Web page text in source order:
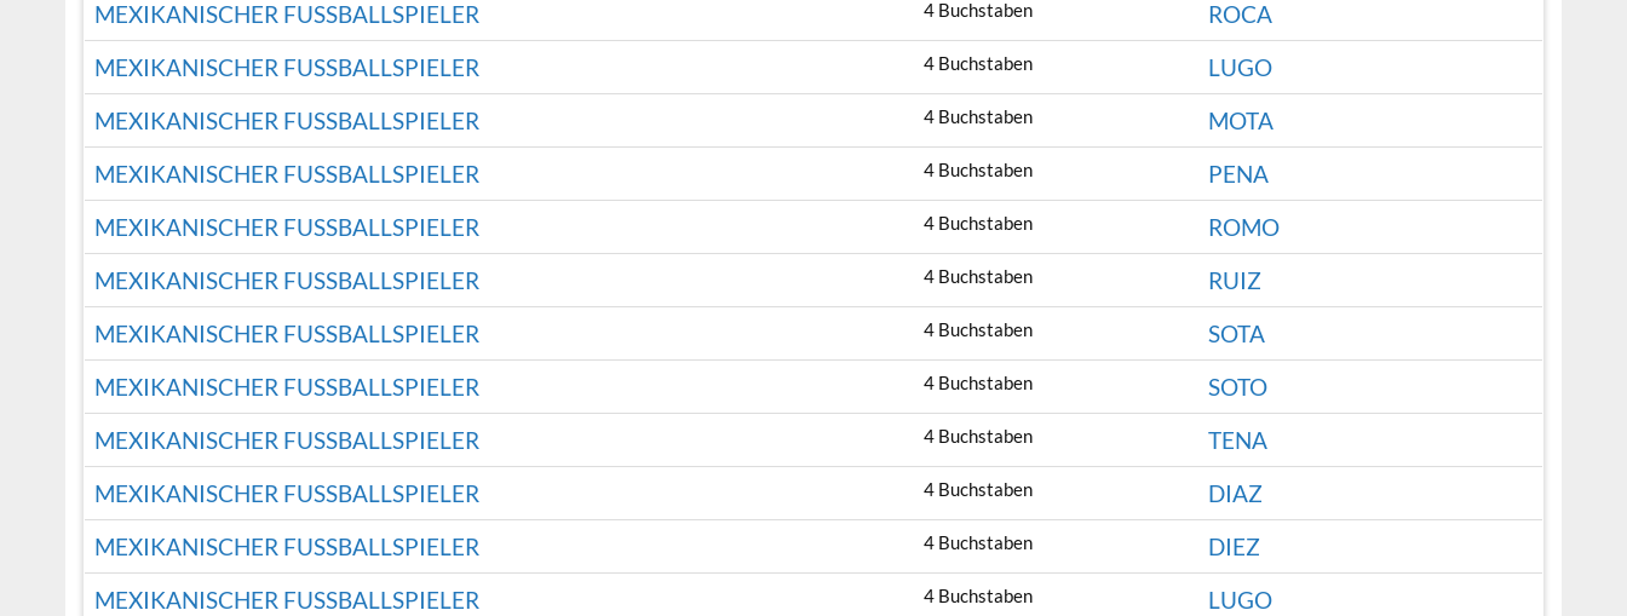
MEXIKANISCHER FUSSBALLSPIELER
4 Buchstaben
ROCA
MEXIKANISCHER FUSSBALLSPIELER
4 Buchstaben
LUGO
MEXIKANISCHER FUSSBALLSPIELER
4 Buchstaben
MOTA
MEXIKANISCHER FUSSBALLSPIELER
4 Buchstaben
PENA
MEXIKANISCHER FUSSBALLSPIELER
4 Buchstaben
ROMO
MEXIKANISCHER FUSSBALLSPIELER
4 Buchstaben
RUIZ
MEXIKANISCHER FUSSBALLSPIELER
4 Buchstaben
SOTA
MEXIKANISCHER FUSSBALLSPIELER
4 Buchstaben
SOTO
MEXIKANISCHER FUSSBALLSPIELER
4 Buchstaben
TENA
MEXIKANISCHER FUSSBALLSPIELER
4 Buchstaben
DIAZ
MEXIKANISCHER FUSSBALLSPIELER
4 Buchstaben
DIEZ
MEXIKANISCHER FUSSBALLSPIELER
4 Buchstaben
LUGO